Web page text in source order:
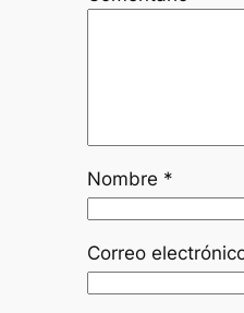
Nombre *
Correo